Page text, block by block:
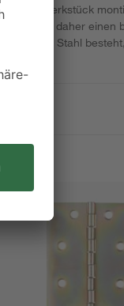
dem Werkstück
daher einen
Stahl